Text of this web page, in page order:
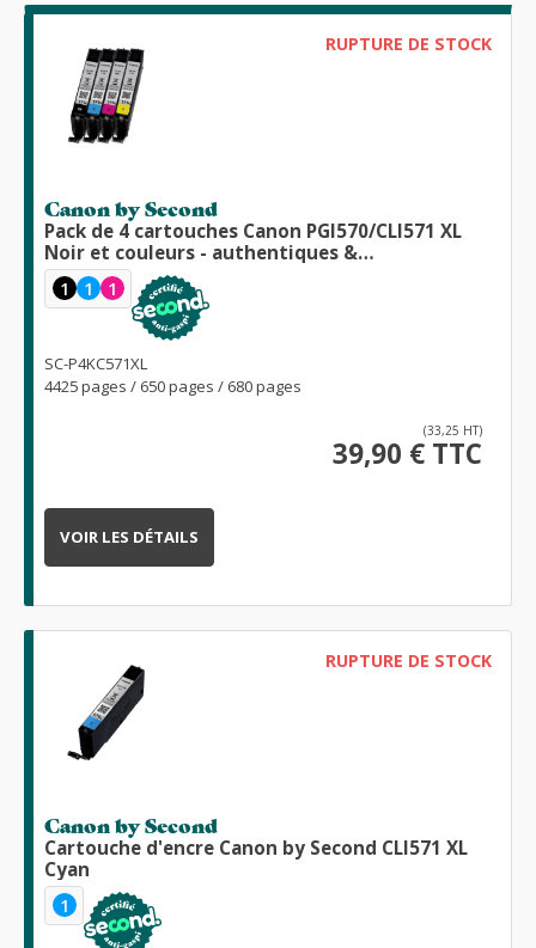
RUPTURE DE STOCK
Canon by Second
Pack de 4 cartouches Canon PGI570/CLI571 XL
Noir et couleurs - authentiques &
reconditionnées
1 1 1
SC-P4KC571XL
4425 pages / 650 pages / 680 pages
(33,25 HT)
39,90 € TTC
VOIR LES DÉTAILS
RUPTURE DE STOCK
Canon by Second
Cartouche d'encre Canon by Second CLI571 XL
Cyan
1